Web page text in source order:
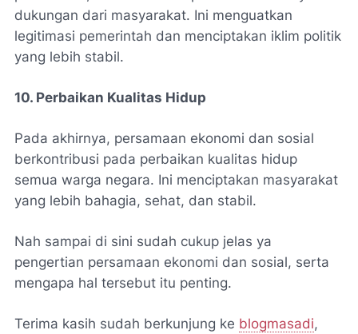
dukungan dari masyarakat. Ini menguatkan
legitimasi pemerintah dan menciptakan iklim politik
yang lebih stabil.
10. Perbaikan Kualitas Hidup
Pada akhirnya, persamaan ekonomi dan sosial
berkontribusi pada perbaikan kualitas hidup
semua warga negara. Ini menciptakan masyarakat
yang lebih bahagia, sehat, dan stabil.
Nah sampai di sini sudah cukup jelas ya
pengertian persamaan ekonomi dan sosial, serta
mengapa hal tersebut itu penting.
Terima kasih sudah berkunjung ke blogmasadi,